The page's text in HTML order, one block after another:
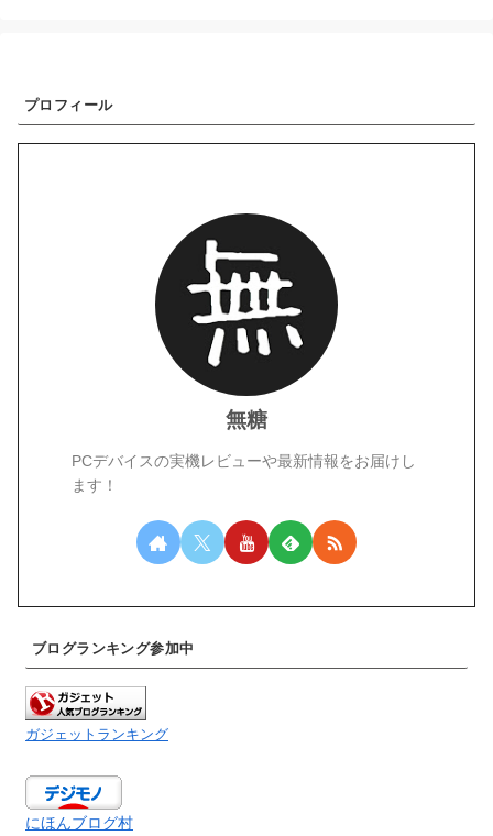
プロフィール
無糖
PCデバイスの実機レビューや最新情報をお届けし
ます！
ブログランキング参加中
ガジェットランキング
にほんブログ村